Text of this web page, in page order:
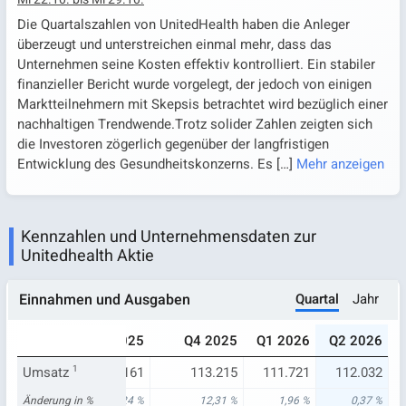
Die Quartalszahlen von UnitedHealth haben die Anleger
überzeugt und unterstreichen einmal mehr, dass das
Unternehmen seine Kosten effektiv kontrolliert. Ein stabiler
finanzieller Bericht wurde vorgelegt, der jedoch von einigen
Marktteilnehmern mit Skepsis betrachtet wird bezüglich einer
nachhaltigen Trendwende.Trotz solider Zahlen zeigten sich
die Investoren zögerlich gegenüber der langfristigen
Entwicklung des Gesundheitskonzerns. Es […] Mehr anzeigen
Kennzahlen und Unternehmensdaten zur
Unitedhealth Aktie
Einnahmen und Ausgaben Quartal Jahr
Q3 2025 Q4 2025 Q1 2026
Q2 2026
Umsatz 1
111.616 113.161 113.215 111.721 112.032
Änderung in %
12,91 % 12,24 % 12,31 % 1,96 % 0,37 %